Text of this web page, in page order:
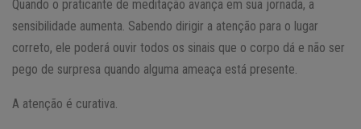
Quando o praticante de meditação avança em sua jornada, a
sensibilidade aumenta. Sabendo dirigir a atenção para o lugar
correto, ele poderá ouvir todos os sinais que o corpo dá e não ser
pego de surpresa quando alguma ameaça está presente.
A atenção é curativa.